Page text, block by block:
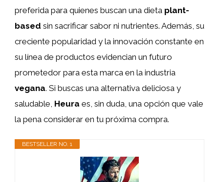
preferida para quienes buscan una dieta plant-
based sin sacrificar sabor ni nutrientes. Además, su
creciente popularidad y la innovación constante en
su línea de productos evidencian un futuro
prometedor para esta marca en la industria
vegana. Si buscas una alternativa deliciosa y
saludable, Heura es, sin duda, una opción que vale
la pena considerar en tu próxima compra.
BESTSELLER NO. 1